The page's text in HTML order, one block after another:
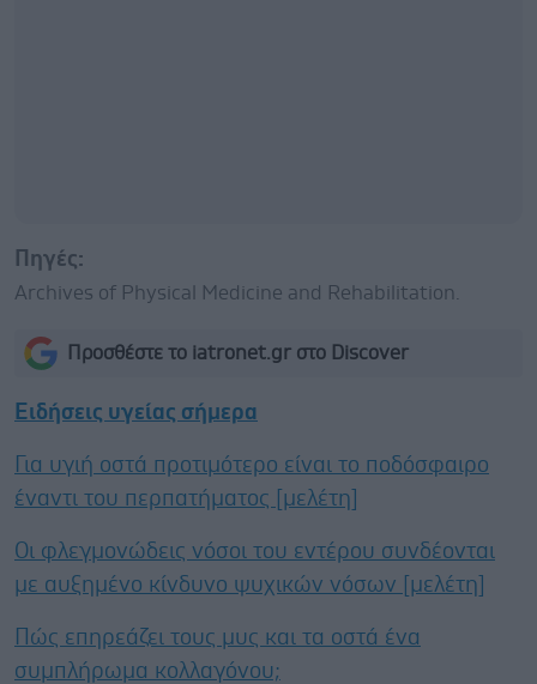
Πηγές:
Archives of Physical Medicine and Rehabilitation.
Προσθέστε το iatronet.gr στο Discover
Ειδήσεις υγείας σήμερα
Για υγιή οστά προτιμότερο είναι το ποδόσφαιρο
έναντι του περπατήματος [μελέτη]
Οι φλεγμονώδεις νόσοι του εντέρου συνδέονται
με αυξημένο κίνδυνο ψυχικών νόσων [μελέτη]
Πώς επηρεάζει τους μυς και τα οστά ένα
συμπλήρωμα κολλαγόνου;